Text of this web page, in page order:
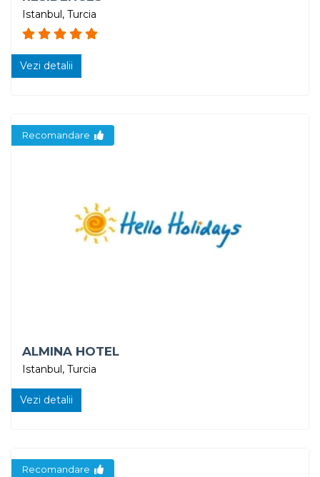
Istanbul, Turcia
Vezi detalii
Recomandare
ALMINA HOTEL
Istanbul, Turcia
Vezi detalii
Recomandare